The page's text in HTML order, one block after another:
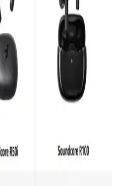
Bağlantı Sorunları ve
Kapsamlı Analiz
bağlantı sorunları ve
kullanıcıların deneyimini
ve SteelSeries
Karşılaştırması
ve SteelSeries Arctis 7+
ve performanslarıyla
ve ses deneyiminizi geliştirecek
Cmf Buds 2